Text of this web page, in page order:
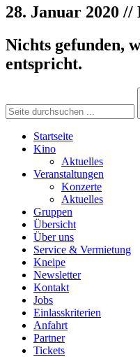
28. Januar 2020 //
Nichts gefunden,
entspricht.
Startseite
Kino
Aktuelles
Veranstaltungen
Konzerte
Aktuelles
Gruppen
Übersicht
Über uns
Service & Vermietung
Kneipe
Newsletter
Kontakt
Jobs
Einlasskriterien
Anfahrt
Partner
Tickets